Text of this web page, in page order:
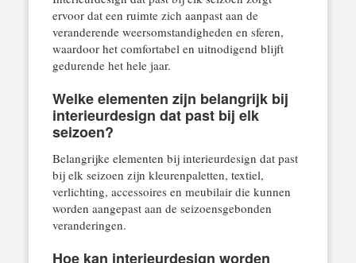
ervoor dat een ruimte zich aanpast aan de
veranderende weersomstandigheden en sferen,
waardoor het comfortabel en uitnodigend blijft
gedurende het hele jaar.
Welke elementen zijn belangrijk bij
interieurdesign dat past bij elk
seizoen?
Belangrijke elementen bij interieurdesign dat past
bij elk seizoen zijn kleurenpaletten, textiel,
verlichting, accessoires en meubilair die kunnen
worden aangepast aan de seizoensgebonden
veranderingen.
Hoe kan interieurdesign worden